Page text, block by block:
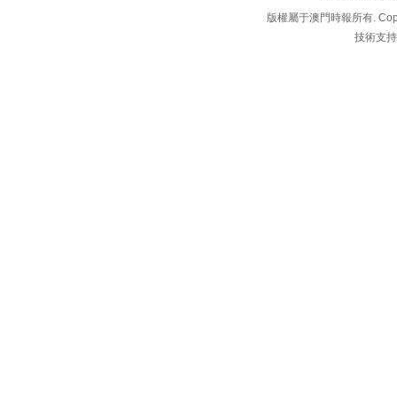
版權屬于澳門時報所有.
技術支